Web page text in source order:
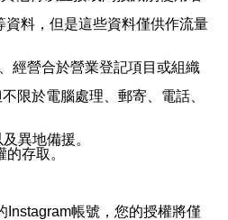
料，但是這些資料僅供作流量
經營合於營業登記項目或組織
限於電腦處理、郵寄、電話、
異地備援。
存取。
Instagram帳號，您的授權將僅